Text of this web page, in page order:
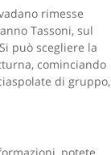
rimesse
Tassoni, sul
può scegliere la
cominciando
di gruppo,